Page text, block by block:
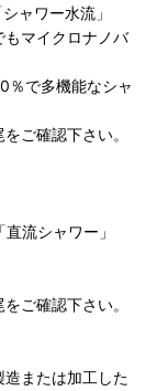
ャワー水流」
もマイクロナノバ
％で多機能なシャ
ご確認下さい。
流シャワー」
ご確認下さい。
または加工した